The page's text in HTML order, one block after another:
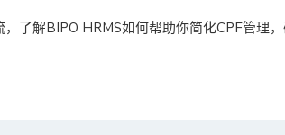
了解BIPO HRMS如何帮助你简化CPF管理